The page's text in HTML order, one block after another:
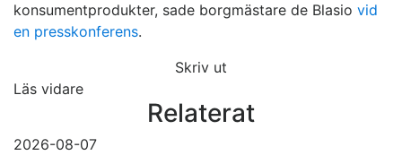
konsumentprodukter, sade borgmästare de Blasio vid
en presskonferens.
Skriv ut
Läs vidare
Relaterat
2026-08-07